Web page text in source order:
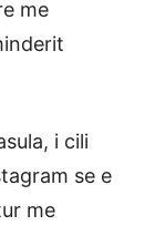
me
i cili
se e
me